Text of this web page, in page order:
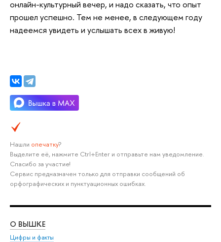
онлайн-культурный вечер, и надо сказать, что опыт
прошел успешно. Тем не менее, в следующем году
надеемся увидеть и услышать всех в живую!
Нашли опечатку?
Выделите её, нажмите Ctrl+Enter и отправьте нам уведомление.
Спасибо за участие!
Сервис предназначен только для отправки сообщений об
орфографических и пунктуационных ошибках.
О ВЫШКЕ
Цифры и факты